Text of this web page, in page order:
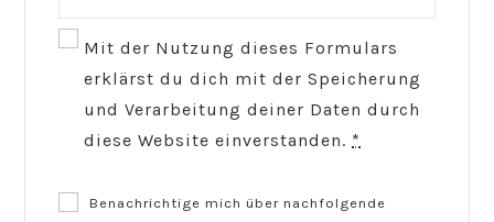
Mit der Nutzung dieses Formulars
erklärst du dich mit der Speicherung
und Verarbeitung deiner Daten durch
diese Website einverstanden. *
Benachrichtige mich über nachfolgende